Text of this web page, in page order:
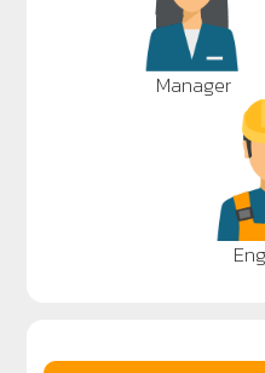
Manager